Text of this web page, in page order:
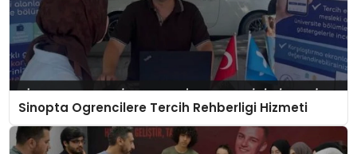
Sinopta Ogrencilere Tercih Rehberligi Hizmeti